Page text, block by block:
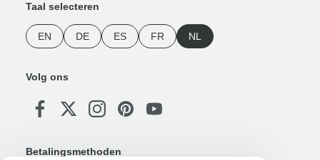
Taal selecteren
EN DE ES FR NL
Volg ons
Betalingsmethoden